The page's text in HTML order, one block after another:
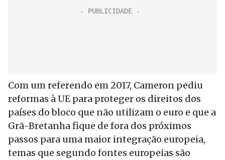
Com um referendo em 2017, Cameron pediu
reformas à UE para proteger os direitos dos
países do bloco que não utilizam o euro e que a
Grã-Bretanha fique de fora dos próximos
passos para uma maior integração europeia,
temas que segundo fontes europeias são